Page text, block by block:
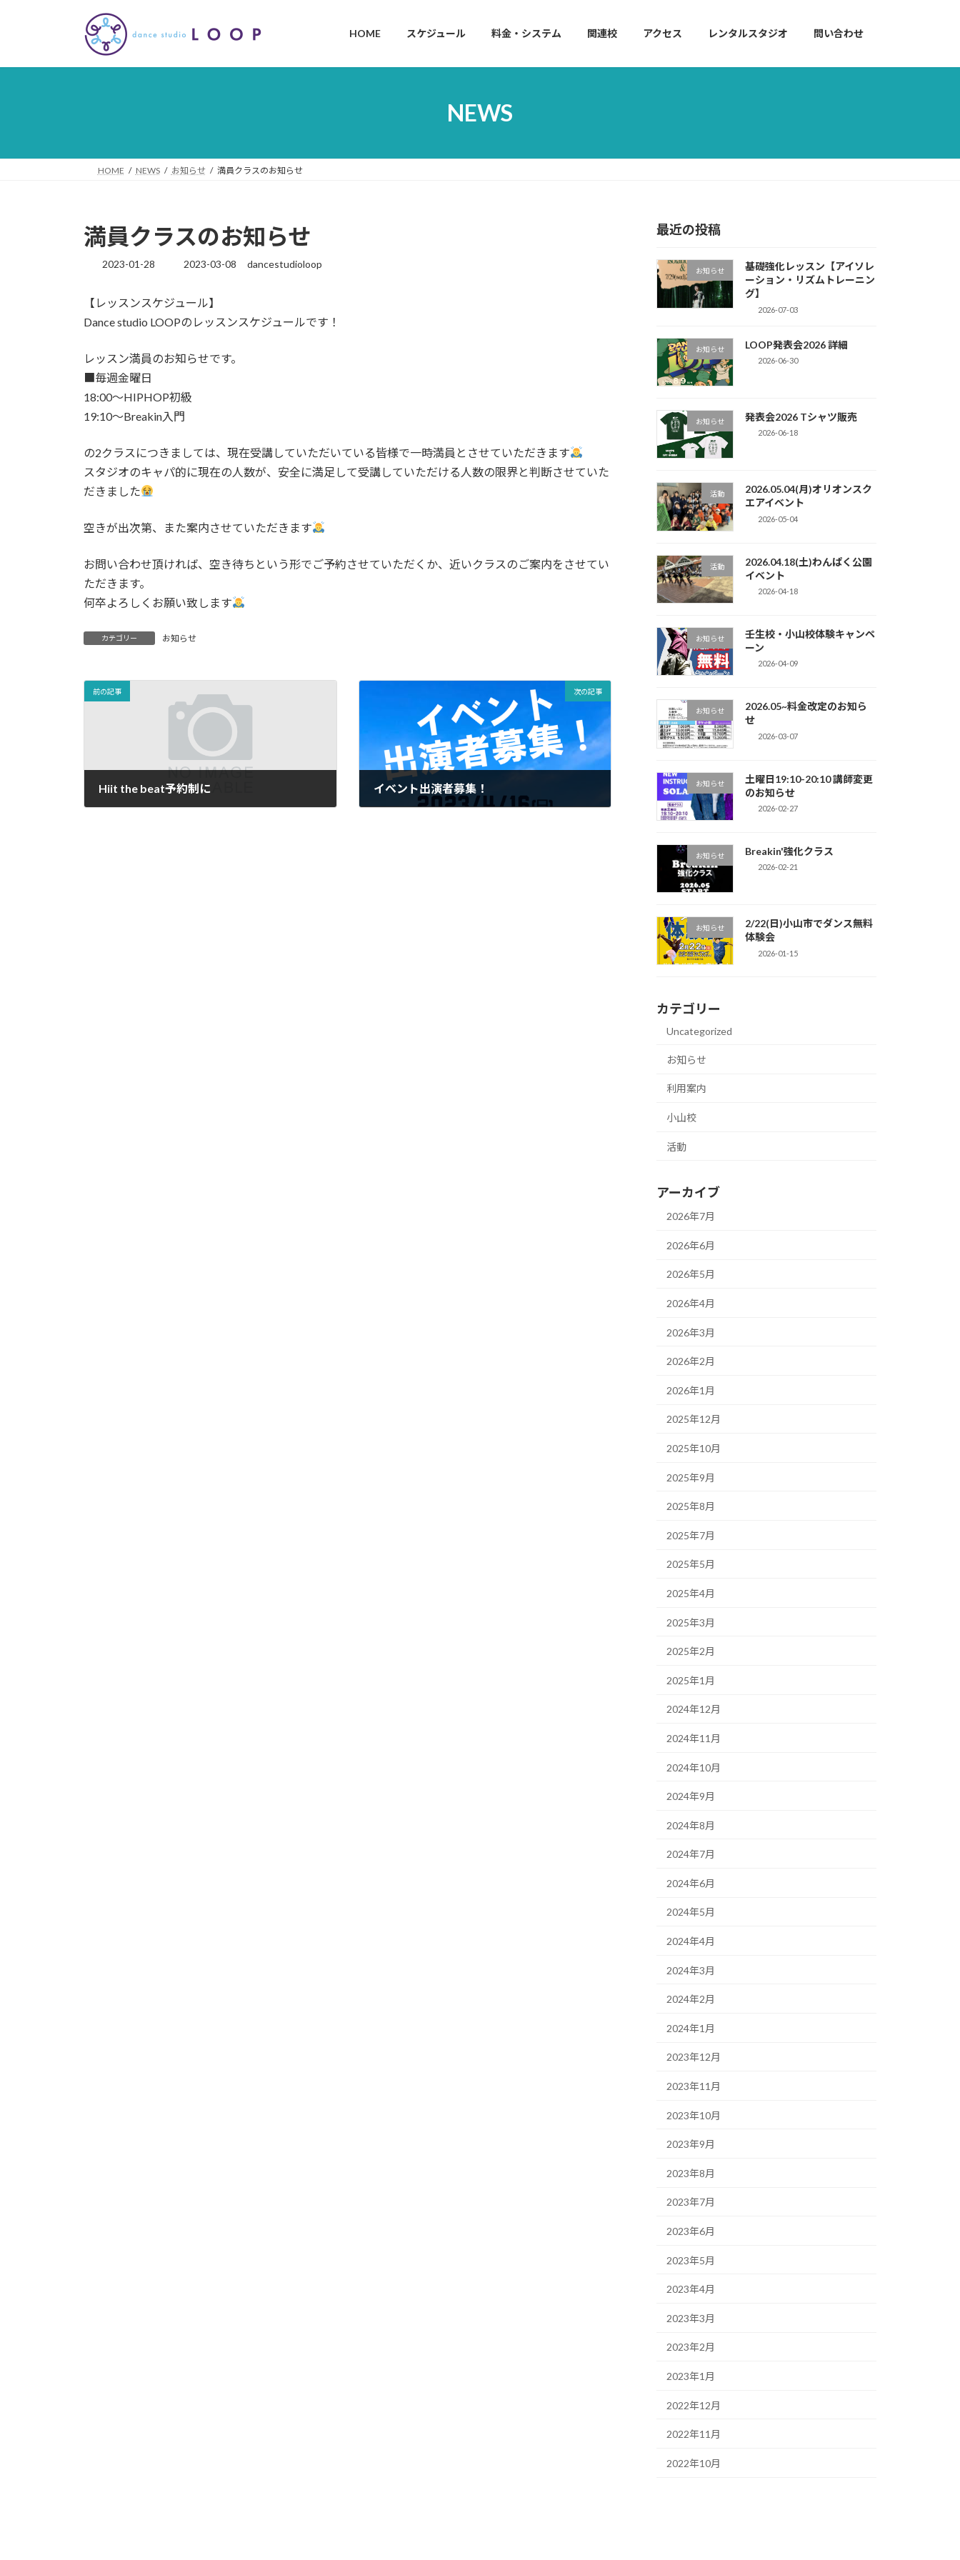
プ
動
HOME スケジュール 料金・システム 関連校 アクセス レンタルスタジオ 問い合わせ
NEWS
HOME NEWS お知らせ 満員クラスのお知らせ
満員クラスのお知らせ
2023-01-28
最
新
日
2023-03-08 dancestudioloop
【レッスンスケジュール】
Dance studio LOOPのレッスンスケジュールです！
レッスン満員のお知らせです。
■毎週金曜日
18:00〜HIPHOP初級
19:10〜Breakin入門
の2クラスにつきましては、現在受講していただいている皆様で一時満員とさせていただきます
スタジオのキャパ的に現在の人数が、安全に満足して受講していただける人数の限界と判断させていた
だきました
空きが出次第、また案内させていただきます
お問い合わせ頂ければ、空き待ちという形でご予約させていただくか、近いクラスのご案内をさせてい
ただきます。
何卒よろしくお願い致します
カテゴリー お知らせ
前の記事
Hiit the beat予約制に
次の記事
イベント出演者募集！
最近の投稿
お知らせ
基礎強化レッスン【アイソレ
ーション・リズムトレーニン
グ】
2026-07-03
お知らせ LOOP発表会2026 詳細
2026-06-30
お知らせ 発表会2026 Tシャツ販売
2026-06-18
活動
2026.05.04(月)オリオンスク
エアイベント
2026-05-04
活動
2026.04.18(土)わんぱく公園
イベント
2026-04-18
お知らせ
壬生校・小山校体験キャンペ
ーン
2026-04-09
お知らせ
2026.05~料金改定のお知ら
せ
2026-03-07
お知らせ
土曜日19:10-20:10 講師変更
のお知らせ
2026-02-27
お知らせ Breakin'強化クラス
2026-02-21
お知らせ
2/22(日)小山市でダンス無料
体験会
2026-01-15
カテゴリー
Uncategorized
お知らせ
利用案内
小山校
活動
アーカイブ
2026年7月
2026年6月
2026年5月
2026年4月
2026年3月
2026年2月
2026年1月
2025年12月
2025年10月
2025年9月
2025年8月
2025年7月
2025年5月
2025年4月
2025年3月
2025年2月
2025年1月
2024年12月
2024年11月
2024年10月
2024年9月
2024年8月
2024年7月
2024年6月
2024年5月
2024年4月
2024年3月
2024年2月
2024年1月
2023年12月
2023年11月
2023年10月
2023年9月
2023年8月
2023年7月
2023年6月
2023年5月
2023年4月
2023年3月
2023年2月
2023年1月
2022年12月
2022年11月
2022年10月